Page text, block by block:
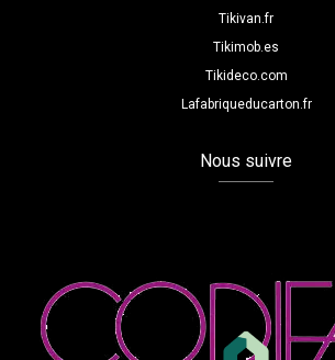
Tikivan.fr
Tikimob.es
Tikideco.com
Lafabriqueducarton.fr
Nous suivre